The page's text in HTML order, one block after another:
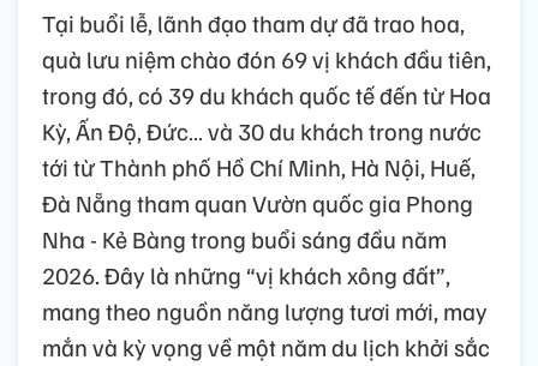
Tại buổi lễ, lãnh đạo tham dự đã trao hoa,
quà lưu niệm chào đón 69 vị khách đầu tiên,
trong đó, có 39 du khách quốc tế đến từ Hoa
Kỳ, Ấn Độ, Đức… và 30 du khách trong nước
tới từ Thành phố Hồ Chí Minh, Hà Nội, Huế,
Đà Nẵng tham quan Vườn quốc gia Phong
Nha - Kẻ Bàng trong buổi sáng đầu năm
2026. Đây là những “vị khách xông đất”,
mang theo nguồn năng lượng tươi mới, may
mắn và kỳ vọng về một năm du lịch khởi sắc